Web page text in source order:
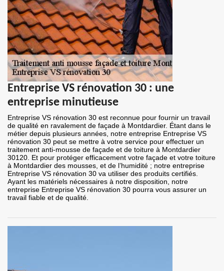
Entreprise VS rénovation 30 : une
entreprise minutieuse
Entreprise VS rénovation 30 est reconnue pour fournir un travail
de qualité en ravalement de façade à Montdardier. Étant dans le
métier depuis plusieurs années, notre entreprise Entreprise VS
rénovation 30 peut se mettre à votre service pour effectuer un
traitement anti-mousse de façade et de toiture à Montdardier
30120. Et pour protéger efficacement votre façade et votre toiture
à Montdardier des mousses, et de l’humidité ; notre entreprise
Entreprise VS rénovation 30 va utiliser des produits certifiés.
Ayant les matériels nécessaires à notre disposition, notre
entreprise Entreprise VS rénovation 30 pourra vous assurer un
travail fiable et de qualité.